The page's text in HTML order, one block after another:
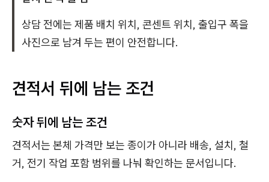
상담 전에는 제품 배치 위치, 콘센트 위치, 출입구 폭을
사진으로 남겨 두는 편이 안전합니다.
견적서 뒤에 남는 조건
숫자 뒤에 남는 조건
견적서는 본체 가격만 보는 종이가 아니라 배송, 설치, 철
거, 전기 작업 포함 범위를 나눠 확인하는 문서입니다.